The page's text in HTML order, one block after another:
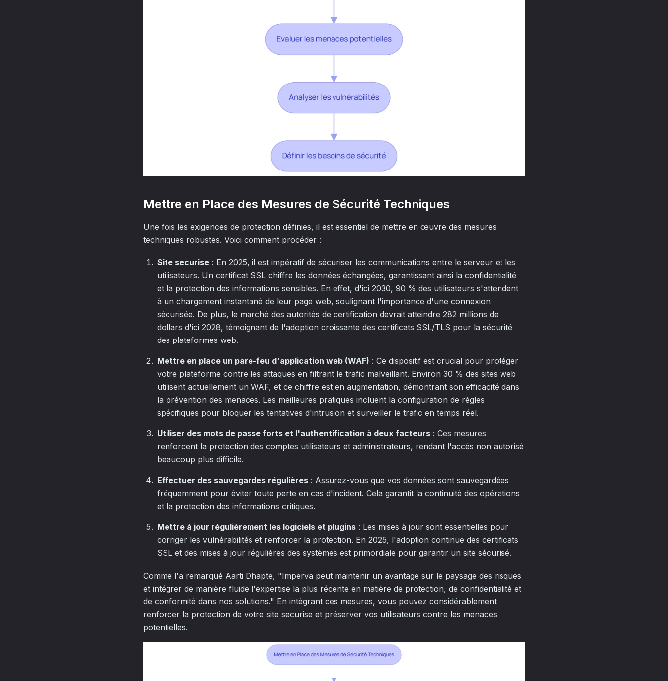
Mettre en Place des Mesures de Sécurité Techniques
Une fois les exigences de protection définies, il est essentiel de mettre en œuvre des mesures
techniques robustes. Voici comment procéder :
Site securise : En 2025, il est impératif de sécuriser les communications entre le serveur et les
utilisateurs. Un certificat SSL chiffre les données échangées, garantissant ainsi la confidentialité
et la protection des informations sensibles. En effet, d'ici 2030, 90 % des utilisateurs s'attendent
à un chargement instantané de leur page web, soulignant l'importance d'une connexion
sécurisée. De plus, le marché des autorités de certification devrait atteindre 282 millions de
dollars d'ici 2028, témoignant de l'adoption croissante des certificats SSL/TLS pour la sécurité
des plateformes web.
Mettre en place un pare-feu d'application web (WAF) : Ce dispositif est crucial pour protéger
votre plateforme contre les attaques en filtrant le trafic malveillant. Environ 30 % des sites web
utilisent actuellement un WAF, et ce chiffre est en augmentation, démontrant son efficacité dans
la prévention des menaces. Les meilleures pratiques incluent la configuration de règles
spécifiques pour bloquer les tentatives d'intrusion et surveiller le trafic en temps réel.
Utiliser des mots de passe forts et l'authentification à deux facteurs : Ces mesures
renforcent la protection des comptes utilisateurs et administrateurs, rendant l'accès non autorisé
beaucoup plus difficile.
Effectuer des sauvegardes régulières : Assurez-vous que vos données sont sauvegardées
fréquemment pour éviter toute perte en cas d'incident. Cela garantit la continuité des opérations
et la protection des informations critiques.
Mettre à jour régulièrement les logiciels et plugins : Les mises à jour sont essentielles pour
corriger les vulnérabilités et renforcer la protection. En 2025, l'adoption continue des certificats
SSL et des mises à jour régulières des systèmes est primordiale pour garantir un site sécurisé.
Comme l'a remarqué Aarti Dhapte, "Imperva peut maintenir un avantage sur le paysage des risques
et intégrer de manière fluide l'expertise la plus récente en matière de protection, de confidentialité et
de conformité dans nos solutions." En intégrant ces mesures, vous pouvez considérablement
renforcer la protection de votre site securise et préserver vos utilisateurs contre les menaces
potentielles.